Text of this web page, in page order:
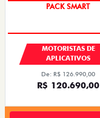
PACK SMART
MOTORISTAS DE
APLICATIVOS
De: R$ 126.990,00
R$ 120.690,00